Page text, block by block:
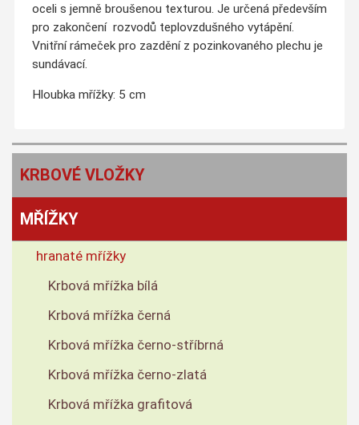
oceli s jemně broušenou texturou. Je určená především
pro zakončení rozvodů teplovzdušného vytápění.
Vnitřní rámeček pro zazdění z pozinkovaného plechu je
sundávací.
Hloubka mřížky: 5 cm
KRBOVÉ VLOŽKY
MŘÍŽKY
hranaté mřížky
Krbová mřížka bílá
Krbová mřížka černá
Krbová mřížka černo-stříbrná
Krbová mřížka černo-zlatá
Krbová mřížka grafitová